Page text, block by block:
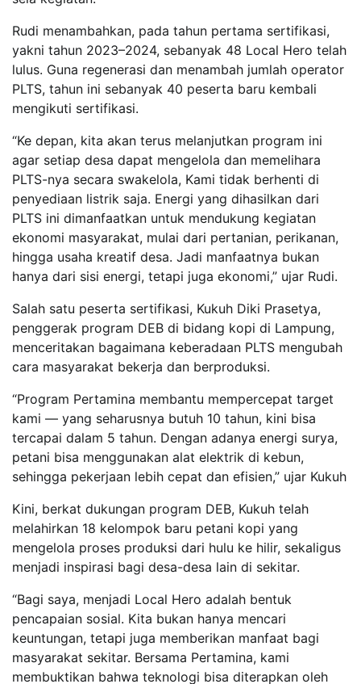
Rudi menambahkan, pada tahun pertama sertifikasi,
yakni tahun 2023–2024, sebanyak 48 Local Hero telah
lulus. Guna regenerasi dan menambah jumlah operator
PLTS, tahun ini sebanyak 40 peserta baru kembali
mengikuti sertifikasi.
“Ke depan, kita akan terus melanjutkan program ini
agar setiap desa dapat mengelola dan memelihara
PLTS-nya secara swakelola, Kami tidak berhenti di
penyediaan listrik saja. Energi yang dihasilkan dari
PLTS ini dimanfaatkan untuk mendukung kegiatan
ekonomi masyarakat, mulai dari pertanian, perikanan,
hingga usaha kreatif desa. Jadi manfaatnya bukan
hanya dari sisi energi, tetapi juga ekonomi,” ujar Rudi.
Salah satu peserta sertifikasi, Kukuh Diki Prasetya,
penggerak program DEB di bidang kopi di Lampung,
menceritakan bagaimana keberadaan PLTS mengubah
cara masyarakat bekerja dan berproduksi.
“Program Pertamina membantu mempercepat target
kami — yang seharusnya butuh 10 tahun, kini bisa
tercapai dalam 5 tahun. Dengan adanya energi surya,
petani bisa menggunakan alat elektrik di kebun,
sehingga pekerjaan lebih cepat dan efisien,” ujar Kukuh
Kini, berkat dukungan program DEB, Kukuh telah
melahirkan 18 kelompok baru petani kopi yang
mengelola proses produksi dari hulu ke hilir, sekaligus
menjadi inspirasi bagi desa-desa lain di sekitar.
“Bagi saya, menjadi Local Hero adalah bentuk
pencapaian sosial. Kita bukan hanya mencari
keuntungan, tetapi juga memberikan manfaat bagi
masyarakat sekitar. Bersama Pertamina, kami
membuktikan bahwa teknologi bisa diterapkan oleh